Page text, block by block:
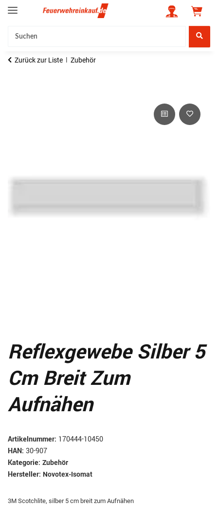
Zurück zur Liste Zubehör
Reflexgewebe Silber 5
Cm Breit Zum
Aufnähen
Artikelnummer: 170444-10450
HAN: 30-907
Kategorie: Zubehör
Hersteller: Novotex-Isomat
3M Scotchlite, silber 5 cm breit zum Aufnähen